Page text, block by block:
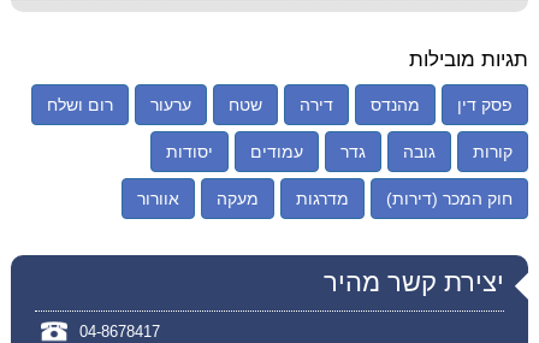
תגיות מובילות
פסק דין מהנדס דירה שטח ערעור רום ושלח
קורות גובה גדר עמודים יסודות
חוק המכר (דירות) מדרגות מעקה אוורור
יצירת קשר מהיר
04-8678417